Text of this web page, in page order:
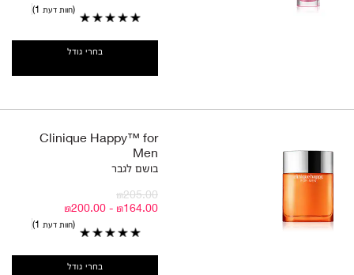
חוות דעת 1
בחרי גודל
Clinique Happy™ for
Men
בושם לגבר
₪205.00
₪164.00 - ₪200.00
חוות דעת 1
בחרי גודל